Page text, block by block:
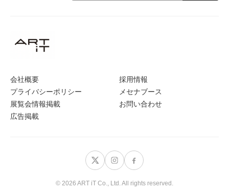
会社概要
プライバシーポリシー
展覧会情報掲載
広告掲載
採用情報
メセナブース
お問い合わせ
© 2026 ART iT Co., Ltd. All rights reserved.